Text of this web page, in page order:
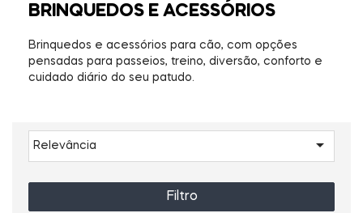
BRINQUEDOS E ACESSÓRIOS
Brinquedos e acessórios para cão, com opções
pensadas para passeios, treino, diversão, conforto e
cuidado diário do seu patudo.
Relevância 
Filtro